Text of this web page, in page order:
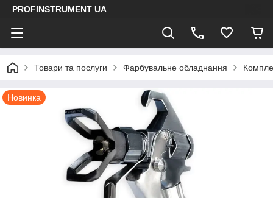
PROFINSTRUMENT UA
Товари та послуги Фарбувальне обладнання
Новинка